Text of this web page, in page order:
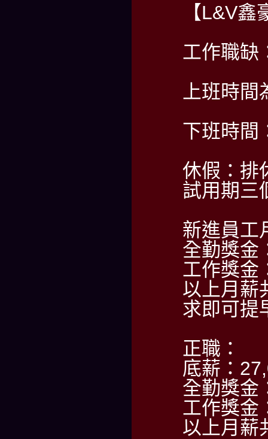
【L&V
工作職缺
上班時
下班時間
休假：排
試用期三
新進員工
全勤獎金
工作獎金
以上月薪
求即可提
正職：
底薪：
全勤獎金
工作獎金
以上月薪